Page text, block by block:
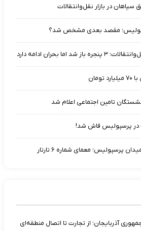
سپاهان در بازار نقل‌وانتقالات
مقصد بعدی مشخص شد؟
اما بحران ادامه دارد
تامین اجتماعی اعلام شد
در پرسپولیس فاش شد!
پرسپولیس؛ معمای شماره ۶ تارتار
آذربایجان؛ از تجارت تا اتصال منطقه‌ای